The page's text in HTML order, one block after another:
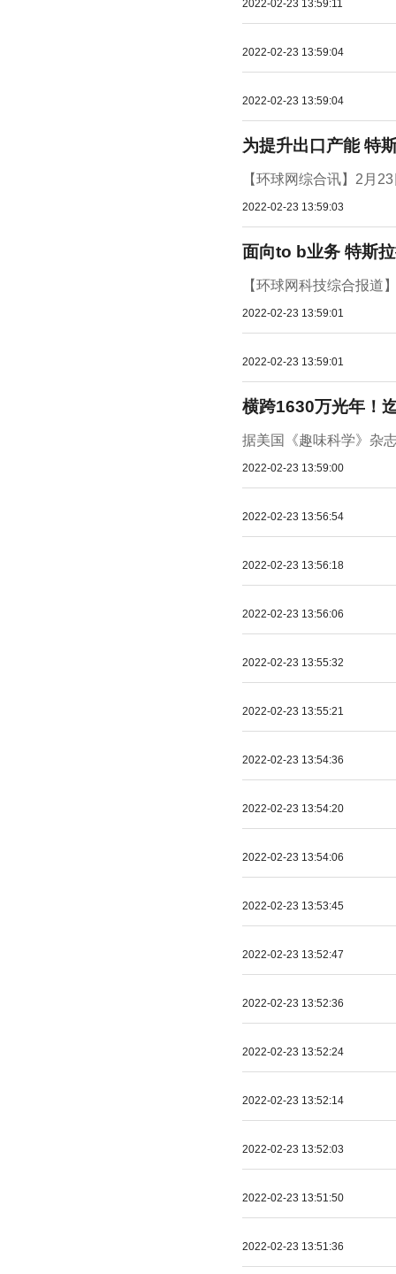
2022-02-23 13:59:11
2022-02-23 13:59:04
2022-02-23 13:59:04
为提升出口产能 特
【环球网综合讯】2月
2022-02-23 13:59:03
面向to b业务 特斯
【环球网科技综合报道
2022-02-23 13:59:01
2022-02-23 13:59:01
横跨1630万光年！
据美国《趣味科学》杂
2022-02-23 13:59:00
2022-02-23 13:56:54
2022-02-23 13:56:18
2022-02-23 13:56:06
2022-02-23 13:55:32
2022-02-23 13:55:21
2022-02-23 13:54:36
2022-02-23 13:54:20
2022-02-23 13:54:06
2022-02-23 13:53:45
2022-02-23 13:52:47
2022-02-23 13:52:36
2022-02-23 13:52:24
2022-02-23 13:52:14
2022-02-23 13:52:03
2022-02-23 13:51:50
2022-02-23 13:51:36